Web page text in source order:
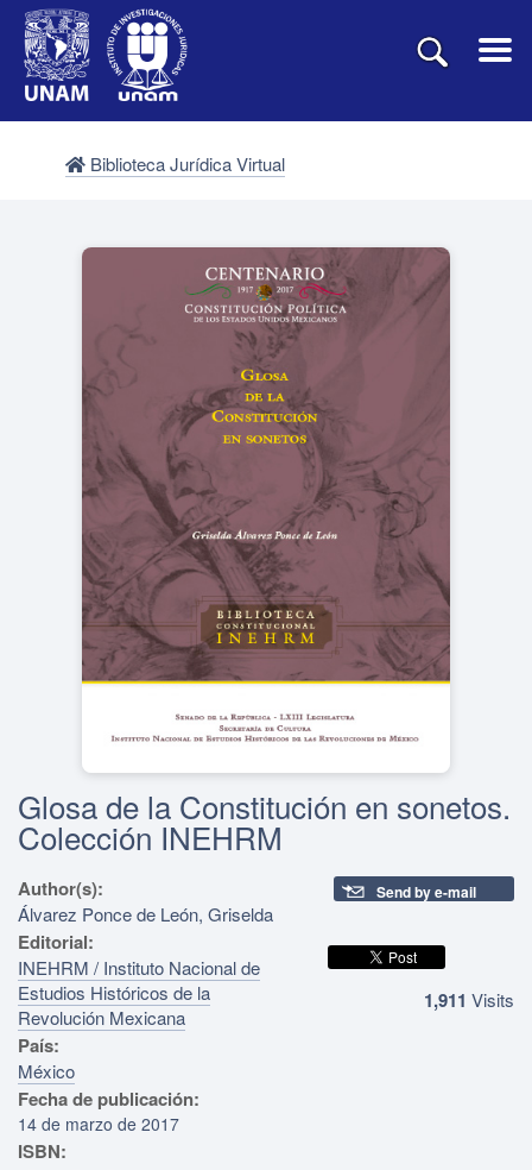
Biblioteca Jurídica Virtual
Glosa de la Constitución en sonetos.
Colección INEHRM
Author(s):
Álvarez Ponce de León, Griselda
Editorial:
INEHRM / Instituto Nacional de
Estudios Históricos de la
Revolución Mexicana
País:
México
Fecha de publicación:
14 de marzo de 2017
ISBN:
Send by e-mail
1,911 Visits